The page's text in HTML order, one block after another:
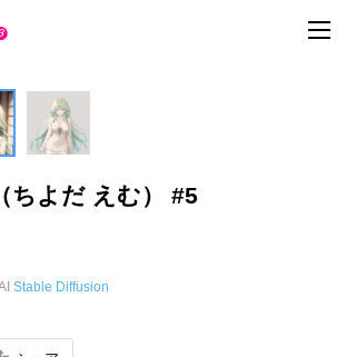
t
o
ちよだ えむ） #5
Stable Diffusion